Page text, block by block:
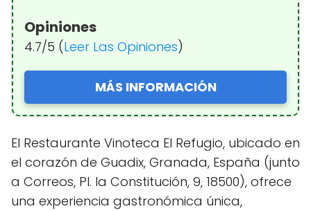
Opiniones
4.7/5 (Leer Las Opiniones)
MÁS INFORMACIÓN
El Restaurante Vinoteca El Refugio, ubicado en
el corazón de Guadix, Granada, España (junto
a Correos, Pl. la Constitución, 9, 18500), ofrece
una experiencia gastronómica única,